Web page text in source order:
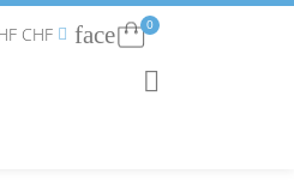
CHF  faceConnexion
0
RECHERCHER
